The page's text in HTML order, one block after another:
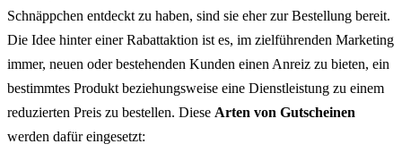
Schnäppchen entdeckt zu haben, sind sie eher zur Bestellung bereit.
Die Idee hinter einer Rabattaktion ist es, im zielführenden Marketing
immer, neuen oder bestehenden Kunden einen Anreiz zu bieten, ein
bestimmtes Produkt beziehungsweise eine Dienstleistung zu einem
reduzierten Preis zu bestellen. Diese Arten von Gutscheinen
werden dafür eingesetzt: